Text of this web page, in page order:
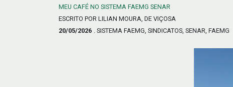
MEU CAFÉ NO SISTEMA FAEMG SENAR
ESCRITO POR LILIAN MOURA, DE VIÇOSA
20/05/2026 . SISTEMA FAEMG, SINDICATOS, SENAR, FAEMG